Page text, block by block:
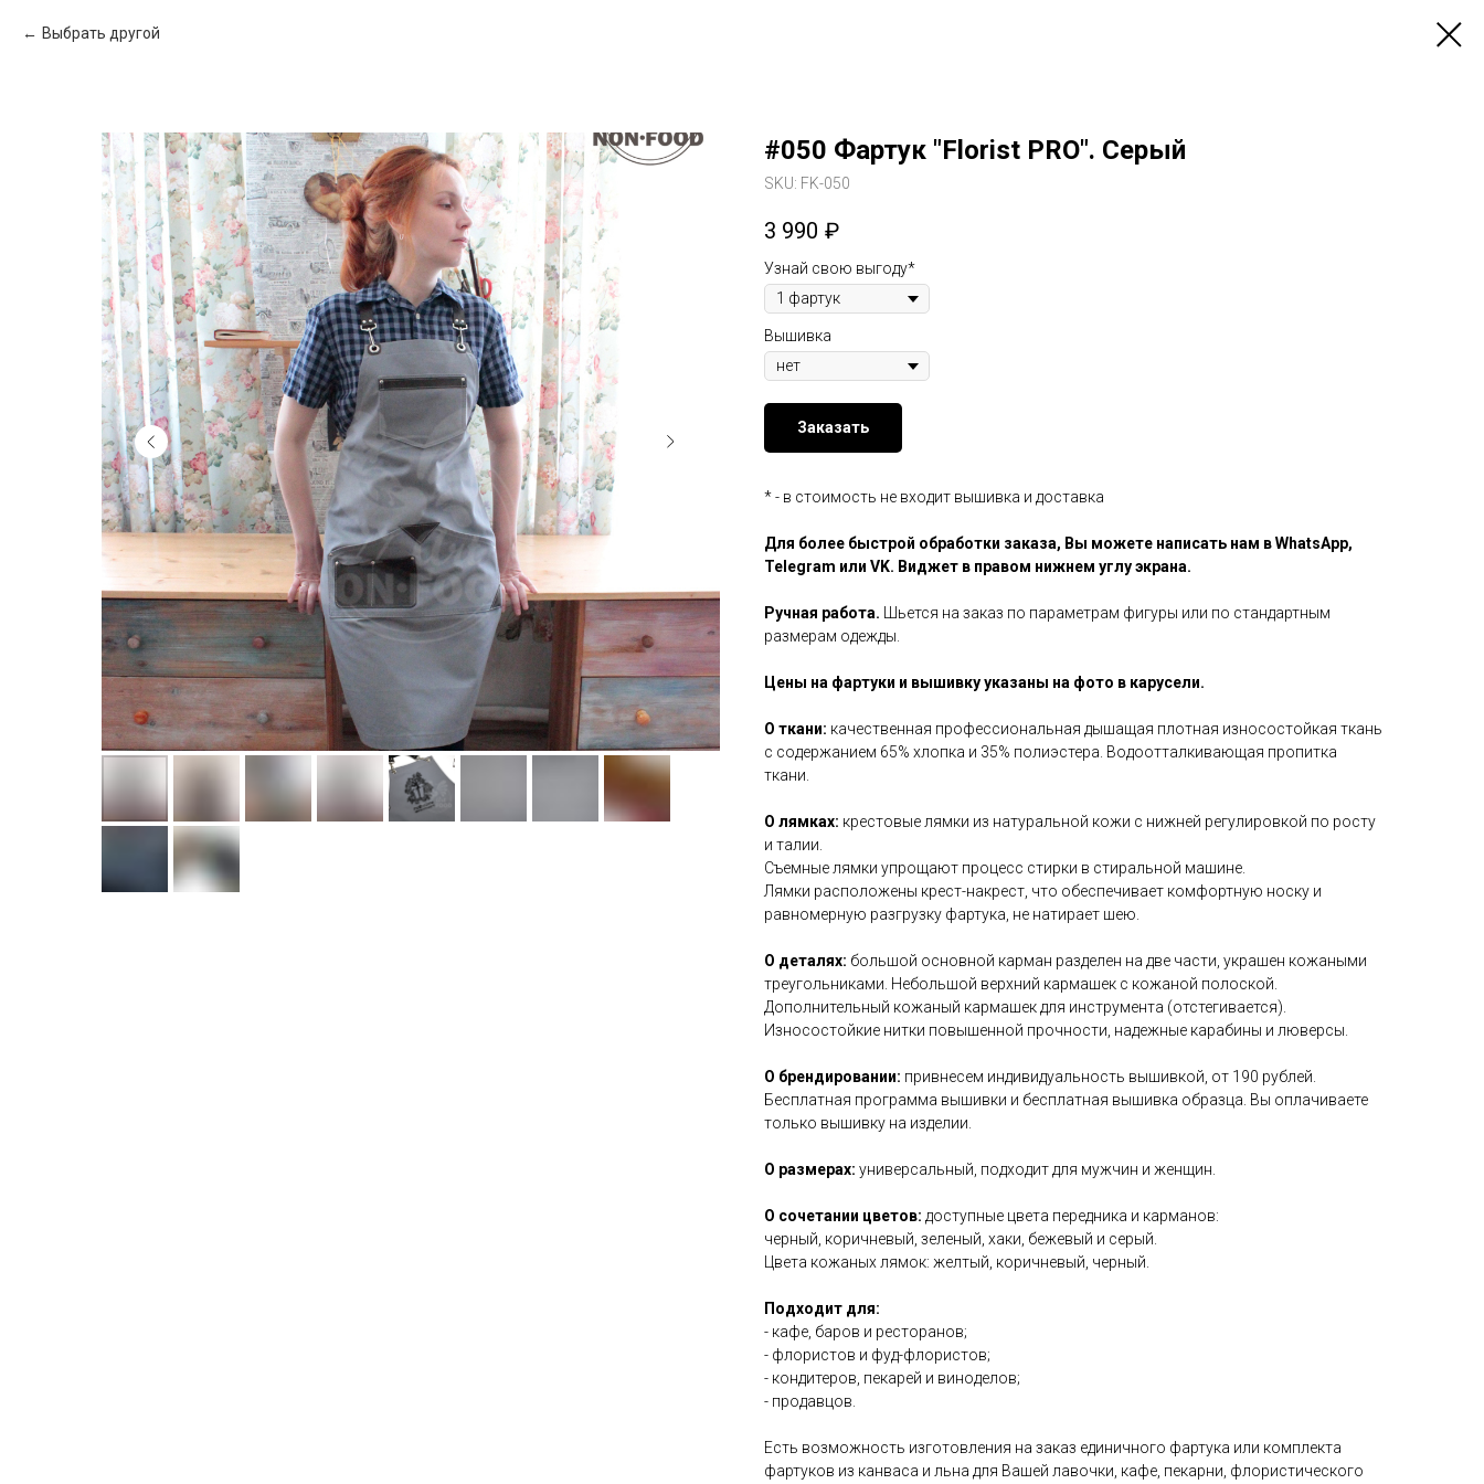
Выбрать другой
#050 Фартук "Florist PRO". Серый
SKU: FK-050
3 990 ₽
Узнай свою выгоду*
Вышивка
Заказать
* - в стоимость не входит вышивка и доставка
Для более быстрой обработки заказа, Вы можете написать нам в WhatsApp,
Telegram или VK. Виджет в правом нижнем углу экрана.
Ручная работа. Шьется на заказ по параметрам фигуры или по стандартным
размерам одежды.
Цены на фартуки и вышивку указаны на фото в карусели.
О ткани: качественная профессиональная дышащая плотная износостойкая ткань
с содержанием 65% хлопка и 35% полиэстера. Водоотталкивающая пропитка
ткани.
О лямках: крестовые лямки из натуральной кожи с нижней регулировкой по росту
и талии.
Съемные лямки упрощают процесс стирки в стиральной машине.
Лямки расположены крест-накрест, что обеспечивает комфортную носку и
равномерную разгрузку фартука, не натирает шею.
О деталях: большой основной карман разделен на две части, украшен кожаными
треугольниками. Небольшой верхний кармашек с кожаной полоской.
Дополнительный кожаный кармашек для инструмента (отстегивается).
Износостойкие нитки повышенной прочности, надежные карабины и люверсы.
О брендировании: привнесем индивидуальность вышивкой, от 190 рублей.
Бесплатная программа вышивки и бесплатная вышивка образца. Вы оплачиваете
только вышивку на изделии.
О размерах: универсальный, подходит для мужчин и женщин.
О сочетании цветов: доступные цвета передника и карманов:
черный, коричневый, зеленый, хаки, бежевый и серый.
Цвета кожаных лямок: желтый, коричневый, черный.
Подходит для:
- кафе, баров и ресторанов;
- флористов и фуд-флористов;
- кондитеров, пекарей и виноделов;
- продавцов.
Есть возможность изготовления на заказ единичного фартука или комплекта
фартуков из канваса и льна для Вашей лавочки, кафе, пекарни, флористического